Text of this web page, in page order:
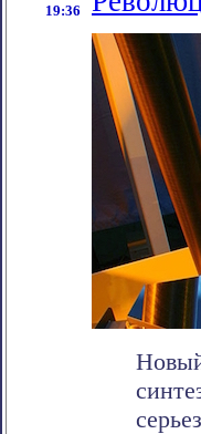
19:36